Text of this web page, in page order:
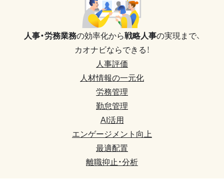
人事・労務業務の効率化から戦略人事の実現まで、
カオナビならできる！
人事評価
人材情報の一元化
労務管理
勤怠管理
AI活用
エンゲージメント向上
最適配置
離職抑止・分析